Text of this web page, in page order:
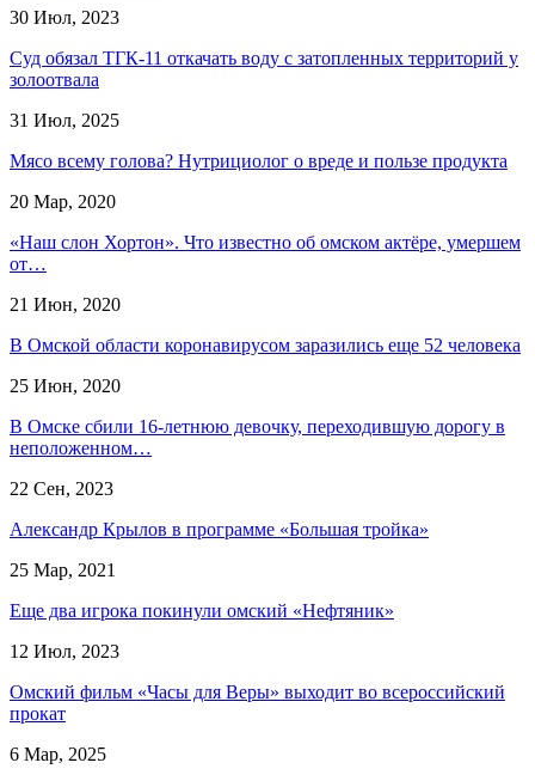
30 Июл, 2023
Суд обязал ТГК-11 откачать воду с затопленных территорий у
золоотвала
31 Июл, 2025
Мясо всему голова? Нутрициолог о вреде и пользе продукта
20 Мар, 2020
«Наш слон Хортон». Что известно об омском актёре, умершем
от…
21 Июн, 2020
В Омской области коронавирусом заразились еще 52 человека
25 Июн, 2020
В Омске сбили 16-летнюю девочку, переходившую дорогу в
неположенном…
22 Сен, 2023
Александр Крылов в программе «Большая тройка»
25 Мар, 2021
Еще два игрока покинули омский «Нефтяник»
12 Июл, 2023
Омский фильм «Часы для Веры» выходит во всероссийский
прокат
6 Мар, 2025